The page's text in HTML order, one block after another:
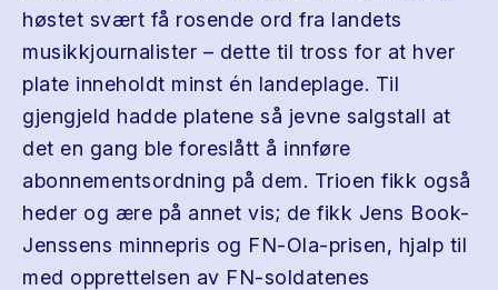
høstet svært få rosende ord fra landets
musikkjournalister – dette til tross for at hver
plate inneholdt minst én landeplage. Til
gjengjeld hadde platene så jevne salgstall at
det en gang ble foreslått å innføre
abonnementsordning på dem. Trioen fikk også
heder og ære på annet vis; de fikk Jens Book-
Jenssens minnepris og FN-Ola-prisen, hjalp til
med opprettelsen av FN-soldatenes